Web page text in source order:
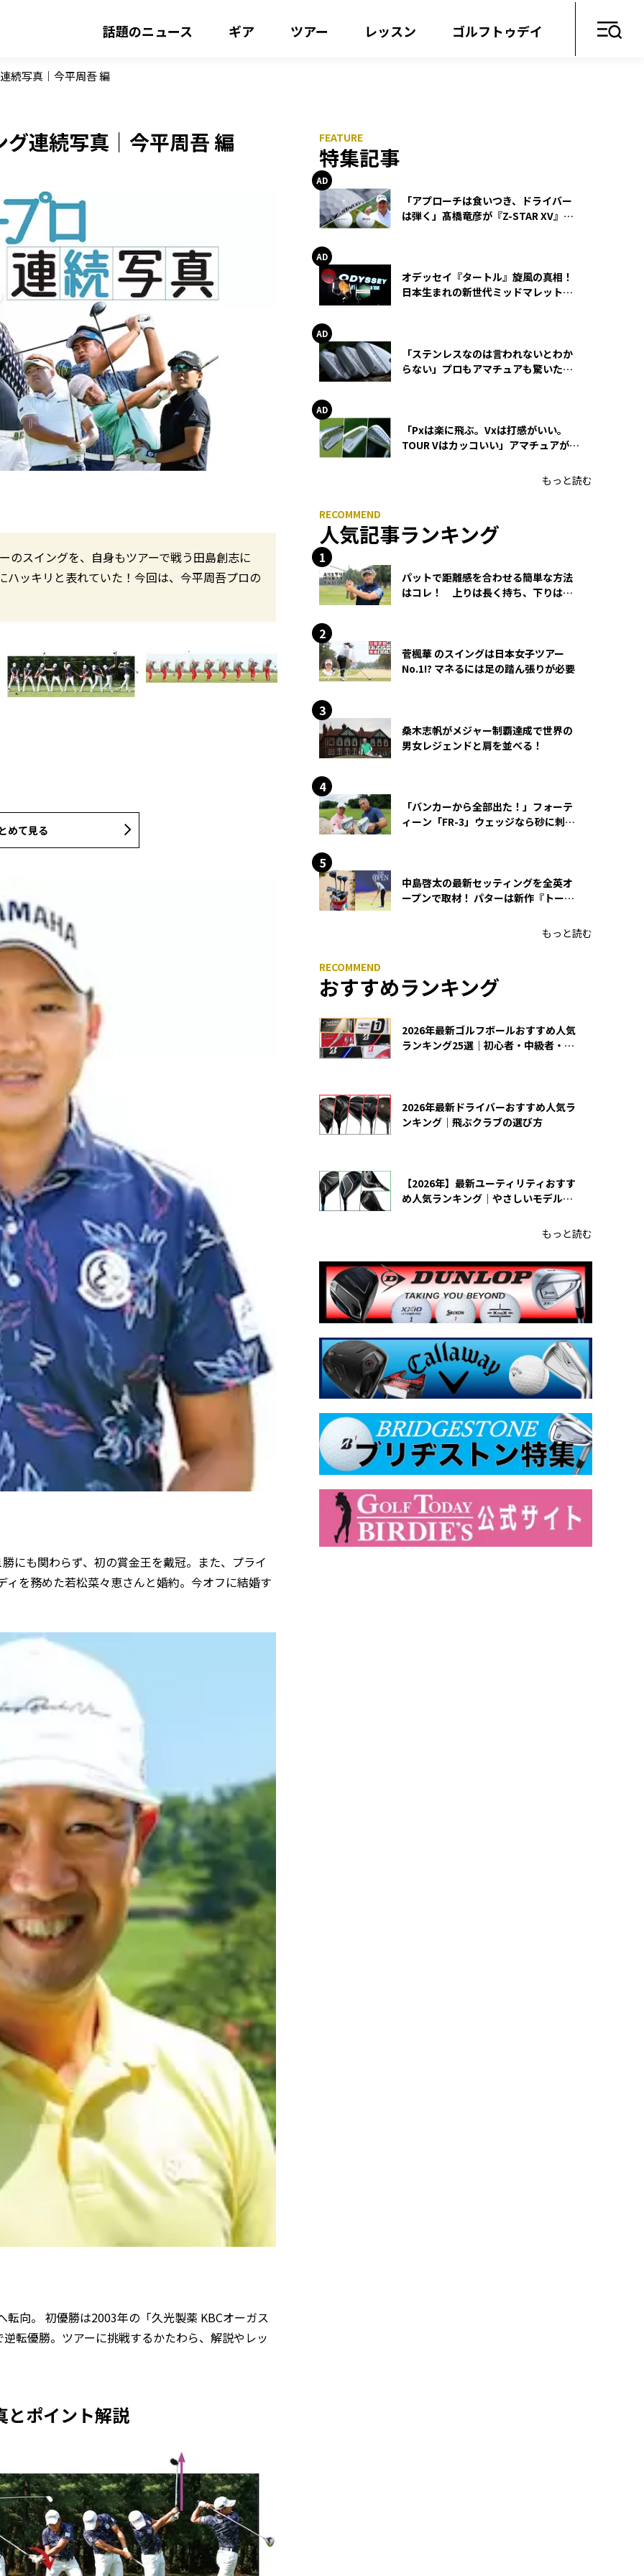
話題のニュース ギア ツアー レッスン ゴルフトゥデイ
続写真｜今平周吾 編
連続写真｜今平周吾 編
のスイングを、自身もツアーで戦う田島創志に
ッキリと表れていた！今回は、今平周吾プロの
めて見る
にも関わらず、初の賞金王を戴冠。また、プライ
を務めた若松菜々恵さんと婚約。今オフに結婚す
向。 初優勝は2003年の「久光製薬 KBCオーガス
転優勝。ツアーに挑戦するかたわら、解説やレッ
とポイント解説
特集記事
「アプローチは食いつき、ドライバー
は弾く」髙橋竜彦が『Z-STAR XV』を
オデッセイ『タートル』旋風の真相！
日本生まれの新世代ミッドマレットが
「ステンレスなのは言われないとわか
らない」プロもアマチュアも驚いた
「Pxは楽に飛ぶ。Vxは打感がいい。
TOUR Vはカッコいい」アマチュアが選
もっと読む
人気記事ランキング
パットで距離感を合わせる簡単な方法
はコレ！ 上りは長く持ち、下りは短
菅楓華 のスイングは日本女子ツアー
No.1!? マネるには足の踏ん張りが必要
桑木志帆がメジャー制覇達成で世界の
男女レジェンドと肩を並べる！
「バンカーから全部出た！」フォーテ
ィーン「FR-3」ウェッジなら砂に刺さ
中島啓太の最新セッティングを全英オ
ープンで取材！ パターは新作『トーチ
もっと読む
おすすめランキング
2026年最新ゴルフボールおすすめ人気
ランキング25選｜初心者・中級者・上
2026年最新ドライバーおすすめ人気ラ
ンキング｜飛ぶクラブの選び方
【2026年】最新ユーティリティおすす
め人気ランキング｜やさしいモデルの
もっと読む